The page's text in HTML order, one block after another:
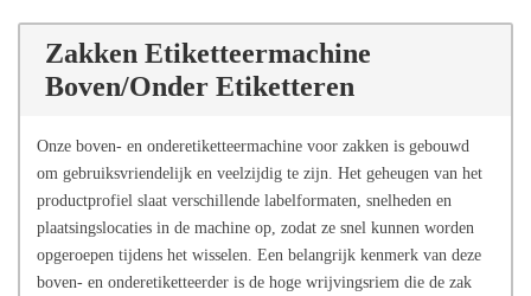
Zakken Etiketteermachine
Boven/Onder Etiketteren
Onze boven- en onderetiketteermachine voor zakken is gebouwd
om gebruiksvriendelijk en veelzijdig te zijn. Het geheugen van het
productprofiel slaat verschillende labelformaten, snelheden en
plaatsingslocaties in de machine op, zodat ze snel kunnen worden
opgeroepen tijdens het wisselen. Een belangrijk kenmerk van deze
boven- en onderetiketteerder is de hoge wrijvingsriem die de zak